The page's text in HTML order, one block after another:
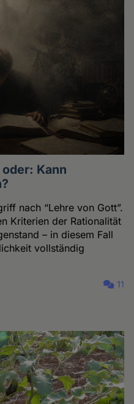
Kann
nach “Lehre von Gott”.
Kriterien der Rationalität
– in diesem Fall
vollständig
11